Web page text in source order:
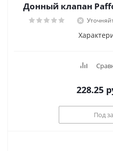
Донный клапан
228.25
Под